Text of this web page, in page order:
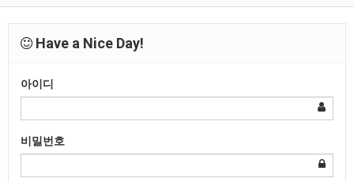
Have a Nice Day!
아이디
비밀번호